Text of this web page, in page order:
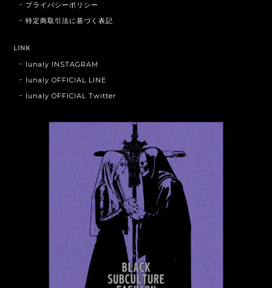
プライバシーポリシー
特定商取引法に基づく表記
LINK
lunaly INSTAGRAM
lunaly OFFICIAL LINE
lunaly OFFICIAL Twitter